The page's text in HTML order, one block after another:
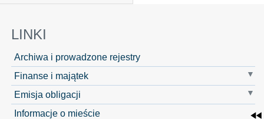
LINKI
Archiwa i prowadzone rejestry
Finanse i majątek
Emisja obligacji
Informacje o mieście